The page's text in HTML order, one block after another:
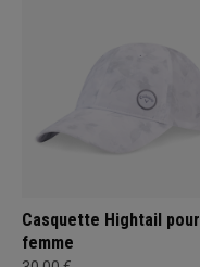
Casquette Hightail pour
femme